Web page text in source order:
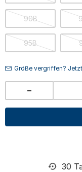
90B
95B
Größe vergriffen?
-
30